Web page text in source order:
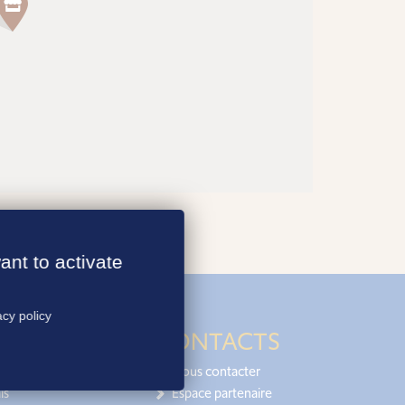
CONTACTS
Nous contacter
Espace partenaire
to activate
policy